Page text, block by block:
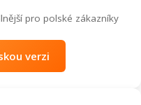
pro polské zákazníky
verzi